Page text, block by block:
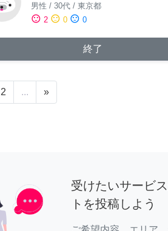
男性 / 30代 / 東京都
sentiment_satisfied 2 sentiment_neutral 0 sentiment_dissatisfied 0
終了
2 ... »
受けたいサービ
トを投稿しよう